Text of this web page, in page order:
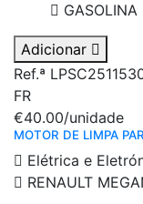
GASOLINA
Adicionar
Ref.ª
FR
€40.00/unidade
MOTOR DE LIMPA
Elétrica e
RENAULT